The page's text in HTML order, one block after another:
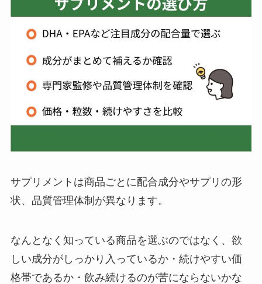
サプリメントは商品ごとに配合成分やサプリの形
状、品質管理体制が異なります。
なんとなく知っている商品を選ぶのではなく、欲
しい成分がしっかり入っているか・続けやすい価
格帯であるか・飲み続けるのが苦にならないかな